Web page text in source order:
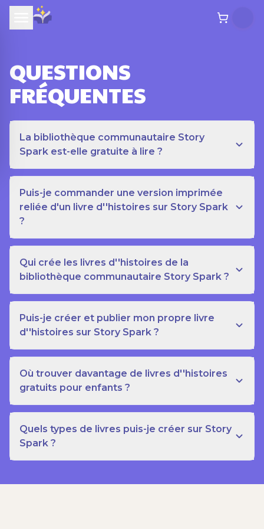
QUESTIONS
FRÉQUENTES
La bibliothèque communautaire Story
Spark est-elle gratuite à lire ?
Puis-je commander une version imprimée
reliée d'un livre d''histoires sur Story Spark
?
Qui crée les livres d''histoires de la
bibliothèque communautaire Story Spark ?
Puis-je créer et publier mon propre livre
d''histoires sur Story Spark ?
Où trouver davantage de livres d''histoires
gratuits pour enfants ?
Quels types de livres puis-je créer sur Story
Spark ?